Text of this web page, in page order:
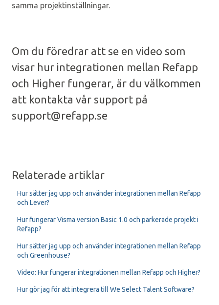
samma projektinställningar.
Om du föredrar att se en video som
visar hur integrationen mellan Refapp
och Higher fungerar, är du välkommen
att kontakta vår support på
support@refapp.se
Relaterade artiklar
Hur sätter jag upp och använder integrationen mellan Refapp
och Lever?
Hur fungerar Visma version Basic 1.0 och parkerade projekt i
Refapp?
Hur sätter jag upp och använder integrationen mellan Refapp
och Greenhouse?
Video: Hur fungerar integrationen mellan Refapp och Higher?
Hur gör jag för att integrera till We Select Talent Software?